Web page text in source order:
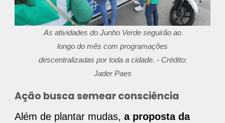
As atividades do Junho Verde seguirão ao
longo do mês com programações
descentralizadas por toda a cidade. - Crédito:
Jader Paes
Ação busca semear consciência
Além de plantar mudas, a proposta da